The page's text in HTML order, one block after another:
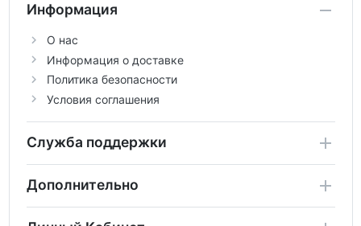
Информация
О нас
Информация о доставке
Политика безопасности
Условия соглашения
Служба поддержки
Дополнительно